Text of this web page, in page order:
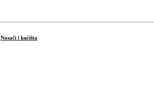
Nosači i kućišta